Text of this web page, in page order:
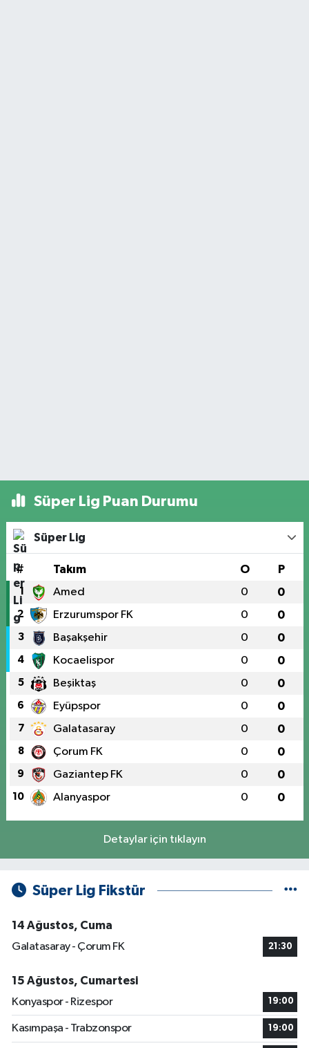
Süper Lig Puan Durumu
Süper Lig
# Takım O P
1 Amed 0 0
2 Erzurumspor FK 0 0
3 Başakşehir 0 0
4 Kocaelispor 0 0
5 Beşiktaş 0 0
6 Eyüpspor 0 0
7 Galatasaray 0 0
8 Çorum FK 0 0
9 Gaziantep FK 0 0
10 Alanyaspor 0 0
Detaylar için tıklayın
Süper Lig Fikstür
14 Ağustos, Cuma
Galatasaray - Çorum FK
21:30
15 Ağustos, Cumartesi
Konyaspor - Rizespor
19:00
Kasımpaşa - Trabzonspor 19:00